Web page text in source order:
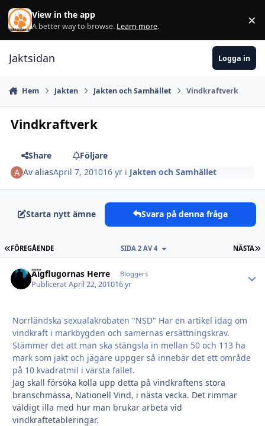
Hoppa till innehåll
View in the app
A better way to browse. Learn more. ×
Jaktsidan Logga in
Hem Jakten Jakten och Samhället Vindkraftverk
Vindkraftverk
Share
Följare
AvaliasApril 7, 201016 yr i Jakten och Samhället
Starta nytt ämne Svara på denna fråga
FÖRSTA SIDAN
FÖREGÅENDE NÄSTA
SIDA 2 AV 4
Älgflugornas Herre Bloggers
PubliceratApril 22, 201016 yr
Norrländska sexualakrobaten "NSD" Har en artikel idag om
vindkraft i markbygden och samernas ersättningskrav.
Stämmer det att man ska stängsla in mellan 50 och 113 ha
mark som jakt och jägare uppger så innebär det ett område
på 10 kvadratmil i värsta fallet.
Jag skall försöka kolla upp detta på vindkraftens stora
branschmässa, Nationell Vind, i nästa vecka. Det rimmar
väldigt illa med hur man brukar arbeta vid
vindkraftetableringar.